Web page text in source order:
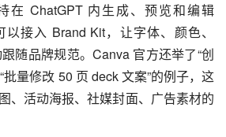
在 ChatGPT 内生成、预览和编辑
接入 Brand Kit，让字体、颜色、
随品牌规范。Canva 官方还举了“创
批量修改 50 页 deck 文案”的例子，这
、活动海报、社媒封面、广告素材的